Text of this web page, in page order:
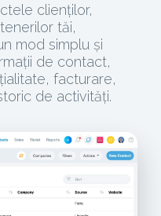
clienților,
tăi,
mod simplu și
de contact,
facturare,
de activități.